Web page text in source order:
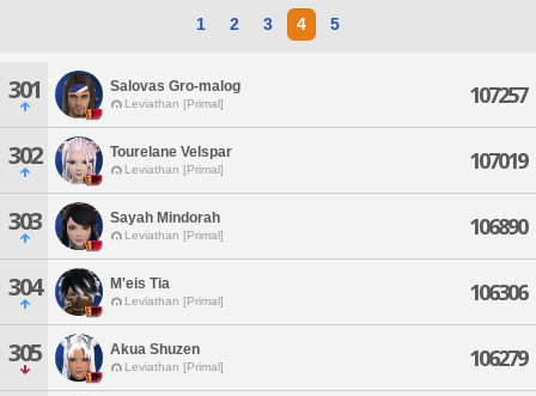
1 2 3 4 5
301 Salovas Gro-malog
Leviathan [Primal] 107257
302 Tourelane Velspar
Leviathan [Primal] 107019
303 Sayah Mindorah
Leviathan [Primal] 106890
304 M'eis Tia
Leviathan [Primal] 106306
305 Akua Shuzen
Leviathan [Primal] 106279